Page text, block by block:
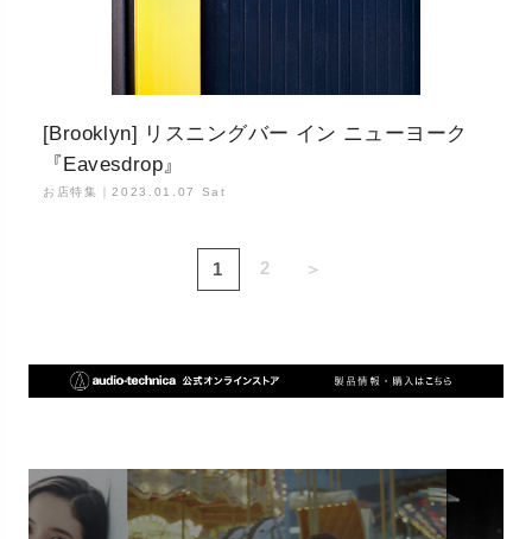
[Brooklyn] リスニングバー イン ニューヨーク
『Eavesdrop』
お店特集｜2023.01.07 Sat
1 2 ＞